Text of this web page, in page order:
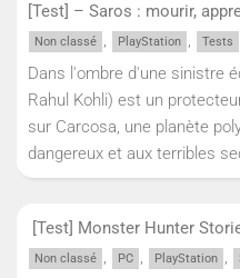
[Test] – Saros : mourir,
Non classé , PlayStation , Tests
Dans l'ombre d'une sinistre
Rahul Kohli) est un
sur Carcosa, une planète
dangereux et aux terribles
[Test] Monster Hunter
Non classé , PC , PlayStation ,